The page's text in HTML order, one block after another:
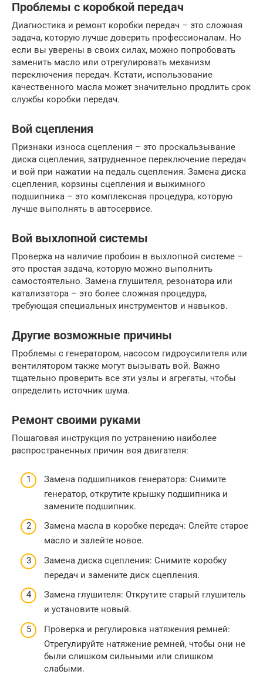
Проблемы с коробкой передач
Диагностика и ремонт коробки передач – это сложная
задача, которую лучше доверить профессионалам. Но
если вы уверены в своих силах, можно попробовать
заменить масло или отрегулировать механизм
переключения передач. Кстати, использование
качественного масла может значительно продлить срок
службы коробки передач.
Вой сцепления
Признаки износа сцепления – это проскальзывание
диска сцепления, затрудненное переключение передач
и вой при нажатии на педаль сцепления. Замена диска
сцепления, корзины сцепления и выжимного
подшипника – это комплексная процедура, которую
лучше выполнять в автосервисе.
Вой выхлопной системы
Проверка на наличие пробоин в выхлопной системе –
это простая задача, которую можно выполнить
самостоятельно. Замена глушителя, резонатора или
катализатора – это более сложная процедура,
требующая специальных инструментов и навыков.
Другие возможные причины
Проблемы с генератором, насосом гидроусилителя или
вентилятором также могут вызывать вой. Важно
тщательно проверить все эти узлы и агрегаты, чтобы
определить источник шума.
Ремонт своими руками
Пошаговая инструкция по устранению наиболее
распространенных причин воя двигателя:
Замена подшипников генератора: Снимите
генератор, открутите крышку подшипника и
замените подшипник.
Замена масла в коробке передач: Слейте старое
масло и залейте новое.
Замена диска сцепления: Снимите коробку
передач и замените диск сцепления.
Замена глушителя: Открутите старый глушитель
и установите новый.
Проверка и регулировка натяжения ремней:
Отрегулируйте натяжение ремней, чтобы они не
были слишком сильными или слишком
слабыми.